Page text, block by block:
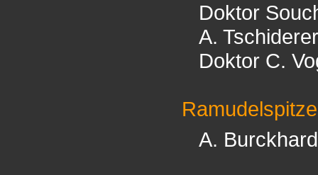
Doktor
A. Tschiderer
Doktor C.
A.